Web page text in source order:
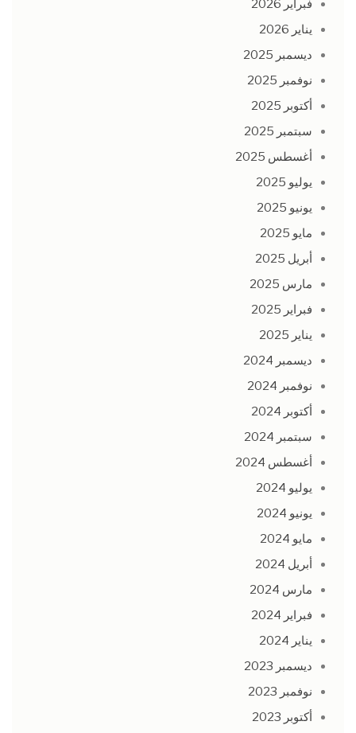
فبراير 2026
يناير 2026
ديسمبر 2025
نوفمبر 2025
أكتوبر 2025
سبتمبر 2025
أغسطس 2025
يوليو 2025
يونيو 2025
مايو 2025
أبريل 2025
مارس 2025
فبراير 2025
يناير 2025
ديسمبر 2024
نوفمبر 2024
أكتوبر 2024
سبتمبر 2024
أغسطس 2024
يوليو 2024
يونيو 2024
مايو 2024
أبريل 2024
مارس 2024
فبراير 2024
يناير 2024
ديسمبر 2023
نوفمبر 2023
أكتوبر 2023